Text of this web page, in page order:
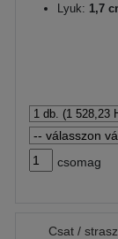
Lyuk: 1,7
csomag
Csat /